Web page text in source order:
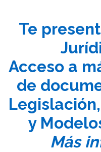
Te
Acceso a
de
y
Más